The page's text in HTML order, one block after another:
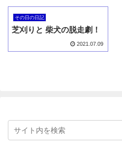
その日の日記
芝刈りと 柴犬の脱走劇！
2021.07.09